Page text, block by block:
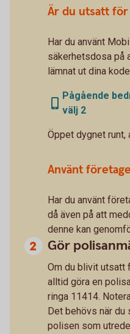
Är du utsatt
Har du använt
säkerhetsdosa på
lämnat ut dina
Pågående
välj 2
Öppet dygnet runt,
Använt
Har du använt
då även på att
denne kan
Gör
Om du blivit utsatt
alltid göra en
ringa 11414.
Det behövs när du
polisen som